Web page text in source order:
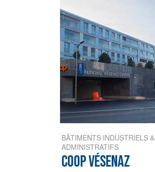
BÂTIMENTS INDUSTRIELS &
ADMINISTRATIFS
COOP VÉSENAZ